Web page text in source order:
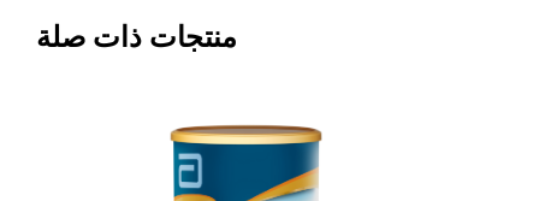
منتجات ذات صلة